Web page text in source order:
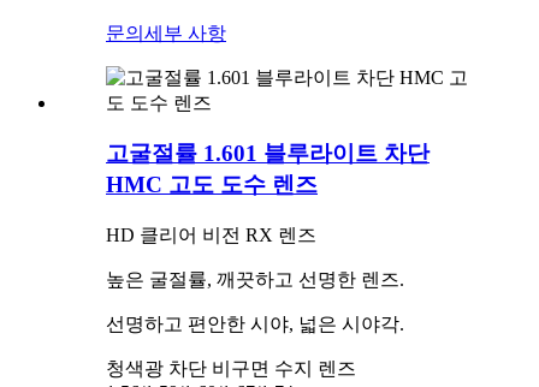
문의 세부 사항
고굴절률 1.601 블루라이트 차단
HMC 고도 도수 렌즈
HD 클리어 비전 RX 렌즈
높은 굴절률, 깨끗하고 선명한 렌즈.
선명하고 편안한 시야, 넓은 시야각.
청색광 차단 비구면 수지 렌즈